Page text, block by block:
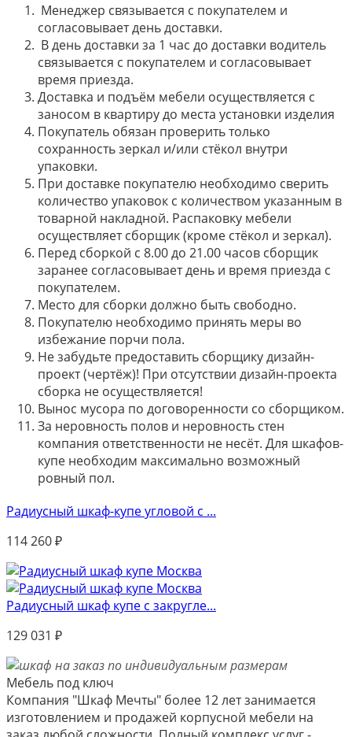
Менеджер связывается с покупателем и
согласовывает день доставки.
В день доставки за 1 час до доставки водитель
связывается с покупателем и согласовывает
время приезда.
Доставка и подъём мебели осуществляется с
заносом в квартиру до места установки изделия
Покупатель обязан проверить только
сохранность зеркал и/или стёкол внутри
упаковки.
При доставке покупателю необходимо сверить
количество упаковок с количеством указанным в
товарной накладной. Распаковку мебели
осуществляет сборщик (кроме стёкол и зеркал).
Перед сборкой с 8.00 до 21.00 часов сборщик
заранее согласовывает день и время приезда с
покупателем.
Место для сборки должно быть свободно.
Покупателю необходимо принять меры во
избежание порчи пола.
Не забудьте предоставить сборщику дизайн-
проект (чертёж)! При отсутствии дизайн-проекта
сборка не осуществляется!
Вынос мусора по договоренности со сборщиком.
За неровность полов и неровность стен
компания ответственности не несёт. Для шкафов-
купе необходим максимально возможный
ровный пол.
Радиусный шкаф-купе угловой с ...
114 260₽
Радиусный шкаф купе с закругле...
129 031 ₽
Мебель под ключ
Компания "Шкаф Мечты" более 12 лет занимается
изготовлением и продажей корпусной мебели на